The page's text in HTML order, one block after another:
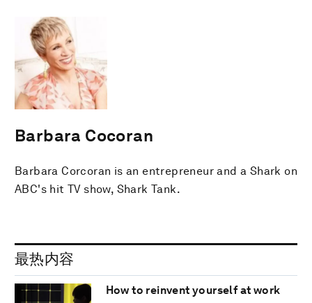
Barbara Cocoran
Barbara Corcoran is an entrepreneur and a Shark on
ABC's hit TV show, Shark Tank.
最热内容
How to reinvent yourself at work